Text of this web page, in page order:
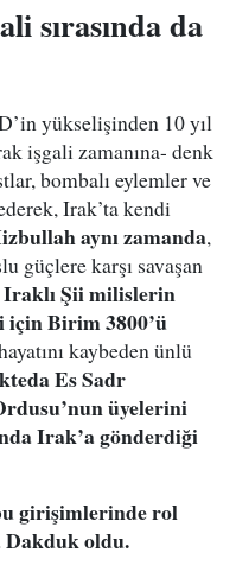
sırasında da
yükselişinden 10 yıl
işgali zamanına- denk
bombalı eylemler ve
Irak’ta kendi
aynı zamanda,
güçlere karşı savaşan
Iraklı Şii milislerin
için Birim 3800’ü
kaybeden ünlü
Es Sadr
üyelerini
Irak’a gönderdiği
girişimlerinde rol
Dakduk oldu.